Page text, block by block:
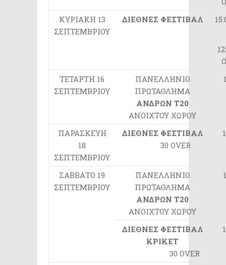
KΥΡΙΑΚΗ 13
ΣΕΠΤΕΜΒΡΙΟΥ
ΔΙΕΘΝΕΣ ΦΕΣΤΙΒΑΛ
ΤΕΤΑΡΤΗ 16
ΣΕΠΤΕΜΒΡΙΟΥ
ΠΑΝΕΛΛΗΝΙΟ
ΠΡΩΤΑΘΛΗΜΑ
ΑΝΔΡΩΝ Τ20
ΑΝΟΙΧΤΟΥ ΧΩΡΟΥ
ΠΑΡΑΣΚΕΥΗ
18
ΣΕΠΤΕΜΒΡΙΟΥ
ΔΙΕΘΝΕΣ ΦΕΣΤΙΒΑΛ
30 OVER
ΣΑΒΒΑΤΟ 19
ΣΕΠΤΕΜΒΡΙΟΥ
ΠΑΝΕΛΛΗΝΙΟ
ΠΡΩΤΑΘΛΗΜΑ
ΑΝΔΡΩΝ Τ20
ΑΝΟΙΧΤΟΥ ΧΩΡΟΥ
ΔΙΕΘΝΕΣ ΦΕΣΤΙΒΑΛ
ΚΡΙΚΕΤ
30 OVER